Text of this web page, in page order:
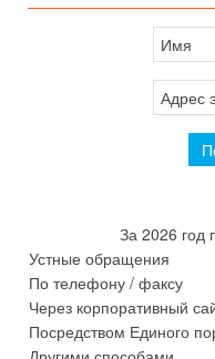
За 2026 год
Устные обращения
По телефону / факсу
Через корпоративный
Посредством Единого